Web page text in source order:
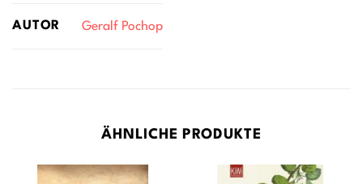
AUTOR Geralf Pochop
ÄHNLICHE PRODUKTE